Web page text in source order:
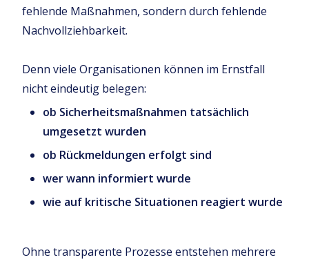
fehlende Maßnahmen, sondern durch fehlende
Nachvollziehbarkeit.
Denn viele Organisationen können im Ernstfall
nicht eindeutig belegen:
ob Sicherheitsmaßnahmen tatsächlich
umgesetzt wurden
ob Rückmeldungen erfolgt sind
wer wann informiert wurde
wie auf kritische Situationen reagiert wurde
Ohne transparente Prozesse entstehen mehrere